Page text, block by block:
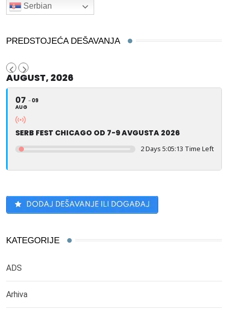
Serbian
PREDSTOJEĆA DEŠAVANJA
AUGUST, 2026
07
AUG
09
SERB FEST CHICAGO OD 7-9 AVGUSTA 2026
2 Days 5:05:12 Time Left
KATEGORIJE
ADS
Arhiva